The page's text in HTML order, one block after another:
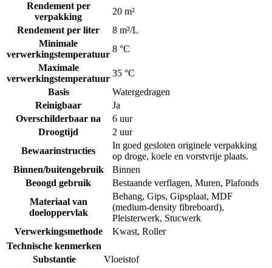
Rendement per
verpakking
20 m²
Rendement per liter
8 m²/L
Minimale
verwerkingstemperatuur
8 °C
Maximale
verwerkingstemperatuur
35 °C
Basis
Watergedragen
Reinigbaar
Ja
Overschilderbaar na
6 uur
Droogtijd
2 uur
Bewaarinstructies
In goed gesloten originele verpakking
op droge, koele en vorstvrije plaats.
Binnen/buitengebruik
Binnen
Beoogd gebruik
Bestaande verflagen, Muren, Plafonds
Materiaal van
doeloppervlak
Behang, Gips, Gipsplaat, MDF
(medium-density fibreboard),
Pleisterwerk, Stucwerk
Verwerkingsmethode
Kwast, Roller
Technische kenmerken
Substantie
Vloeistof